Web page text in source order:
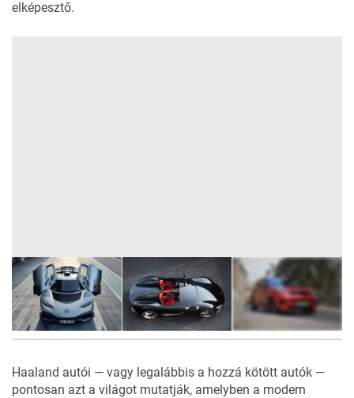
elképesztő.
Haaland autói — vagy legalábbis a hozzá kötött autók —
pontosan azt a világot mutatják, amelyben a modern